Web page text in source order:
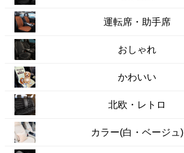
運転席・助手席
おしゃれ
かわいい
北欧・レトロ
カラー(白・ベージュ)